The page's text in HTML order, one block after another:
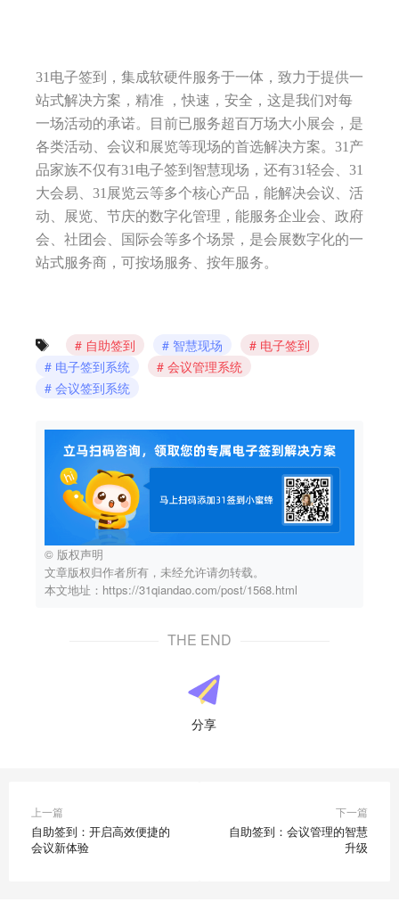
31电子签到，集成软硬件服务于一体，致力于提供一
站式解决方案，精准 ，快速，安全，这是我们对每
一场活动的承诺。目前已服务超百万场大小展会，是
各类活动、会议和展览等现场的首选解决方案。31产
品家族不仅有31电子签到智慧现场，还有31轻会、31
大会易、31展览云等多个核心产品，能解决会议、活
动、展览、节庆的数字化管理，能服务企业会、政府
会、社团会、国际会等多个场景，是会展数字化的一
站式服务商，可按场服务、按年服务。
自助签到 智慧现场
电子签到
电子签到系统
会议管理系统
会议签到系统
© 版权声明
文章版权归作者所有，未经允许请勿转载。
本文地址：https://31qiandao.com/post/1568.html
THE END
分享
上一篇
自助签到：开启高效便捷的
会议新体验
下一篇
自助签到：会议管理的智慧
升级